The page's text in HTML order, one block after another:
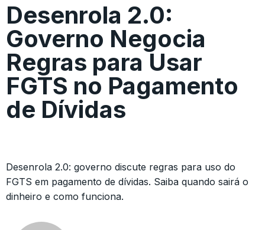
Desenrola 2.0:
Governo Negocia
Regras para Usar
FGTS no Pagamento
de Dívidas
Desenrola 2.0: governo discute regras para uso do
FGTS em pagamento de dívidas. Saiba quando sairá o
dinheiro e como funciona.